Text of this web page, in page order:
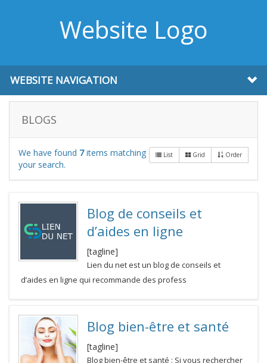
Website Logo
WEBSITE NAVIGATION
BLOGS
List Grid Order
We have found 7items matching
your search.
Blog de conseils et
d’aides en ligne
[tagline]
Lien du net est un blog de conseils et
d’aides en ligne qui recommande des profess
Blog bien-être et santé
[tagline]
Blog bien-être et santé : Si vous rechercher